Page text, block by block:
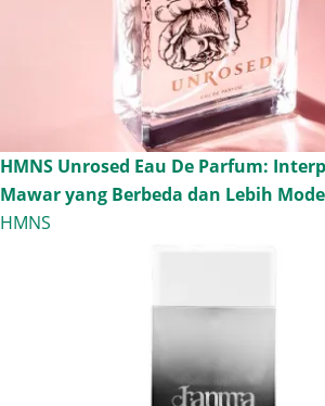
HMNS Unrosed Eau De Parfum:
Mawar yang Berbeda dan Lebih
HMNS